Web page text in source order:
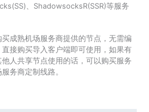
、ShadowsocksR(SSR)等服务
成熟机场服务商提供的节点，无需编
接购买导入客户端即可使用，如果有
人共享节点使用的话，可以购买服务
务商定制线路。